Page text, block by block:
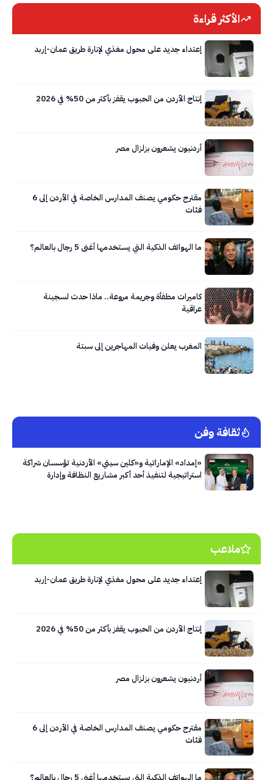
الأكثر قراءة
إعتداء جديد على محول مغذي لإنارة طريق عمان-إربد
إنتاج الأردن من الحبوب يقفز بأكثر من 50% في 2026
أردنيون يشعرون بزلزال مصر
مقترح حكومي يصنف المدارس الخاصة في الأردن إلى 6
فئات
ما الهواتف الذكية التي يستخدمها أغنى 5 رجال بالعالم؟
كاميرات مطفأة وجريمة مروعة.. ماذا حدث لسجينة
عراقية
المغرب يعلن وفيات المهاجرين إلى سبتة
ثقافة وفن
«إمداد» الإماراتية و«كلين سيتي» الأردنية تؤسسان شراكة
استراتيجية لتنفيذ أحد أكبر مشاريع النظافة وإدارة
ملاعب
إعتداء جديد على محول مغذي لإنارة طريق عمان-إربد
إنتاج الأردن من الحبوب يقفز بأكثر من 50% في 2026
أردنيون يشعرون بزلزال مصر
مقترح حكومي يصنف المدارس الخاصة في الأردن إلى 6
فئات
ما الهواتف الذكية التي يستخدمها أغنى 5 رجال بالعالم؟